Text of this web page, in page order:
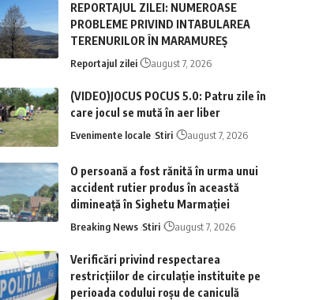
REPORTAJUL ZILEI: NUMEROASE
PROBLEME PRIVIND INTABULAREA
TERENURILOR ÎN MARAMUREȘ
Reportajul zilei august 7, 2026
(VIDEO)JOCUS POCUS 5.0: Patru zile în
care jocul se mută în aer liber
Evenimente locale Stiri august 7, 2026
O persoană a fost rănită în urma unui
accident rutier produs în această
dimineață în Sighetu Marmației
Breaking News Stiri august 7, 2026
Verificări privind respectarea
restricțiilor de circulație instituite pe
perioada codului roșu de caniculă